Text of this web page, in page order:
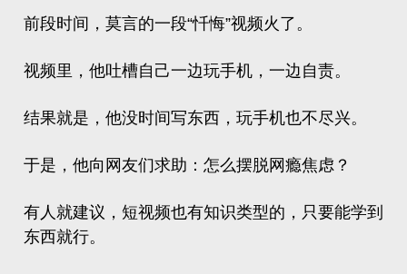
前段时间，莫言的一段“忏悔”视频火了。
视频里，他吐槽自己一边玩手机，一边自责。
结果就是，他没时间写东西，玩手机也不尽兴。
于是，他向网友们求助：怎么摆脱网瘾焦虑？
有人就建议，短视频也有知识类型的，只要能学到
东西就行。